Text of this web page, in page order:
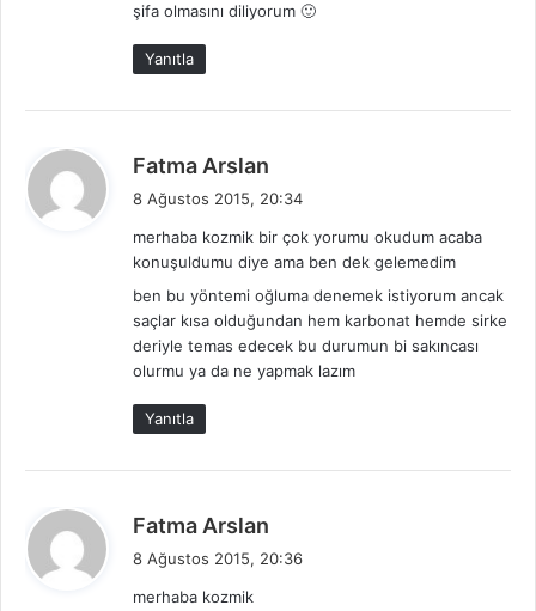
şifa olmasını diliyorum 🙂
Yanıtla
Fatma Arslan
i
k
i
:
8 Ağustos 2015, 20:34
merhaba kozmik bir çok yorumu okudum acaba
konuşuldumu diye ama ben dek gelemedim
ben bu yöntemi oğluma denemek istiyorum ancak
saçlar kısa olduğundan hem karbonat hemde sirke
deriyle temas edecek bu durumun bi sakıncası
olurmu ya da ne yapmak lazım
Yanıtla
Fatma Arslan
8 Ağustos 2015, 20:36
merhaba kozmik